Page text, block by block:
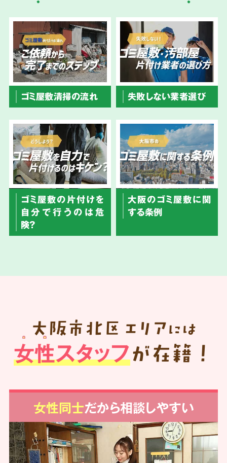
ゴミ屋敷清掃の流れ 失敗しない業者選び
ゴミ屋敷の片付けを
自分で行うのは危
険？
大阪のゴミ屋敷に関
する条例
大阪市北区 エリア には
女性スタッフが在籍！
女性同士だから相談しやすい